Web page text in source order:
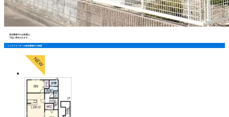
現在募集中のお部屋は
下記に表示されます。
ミッテフリーデⅠの現在募集中の部屋